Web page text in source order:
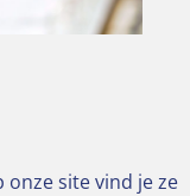
onze site vind je ze